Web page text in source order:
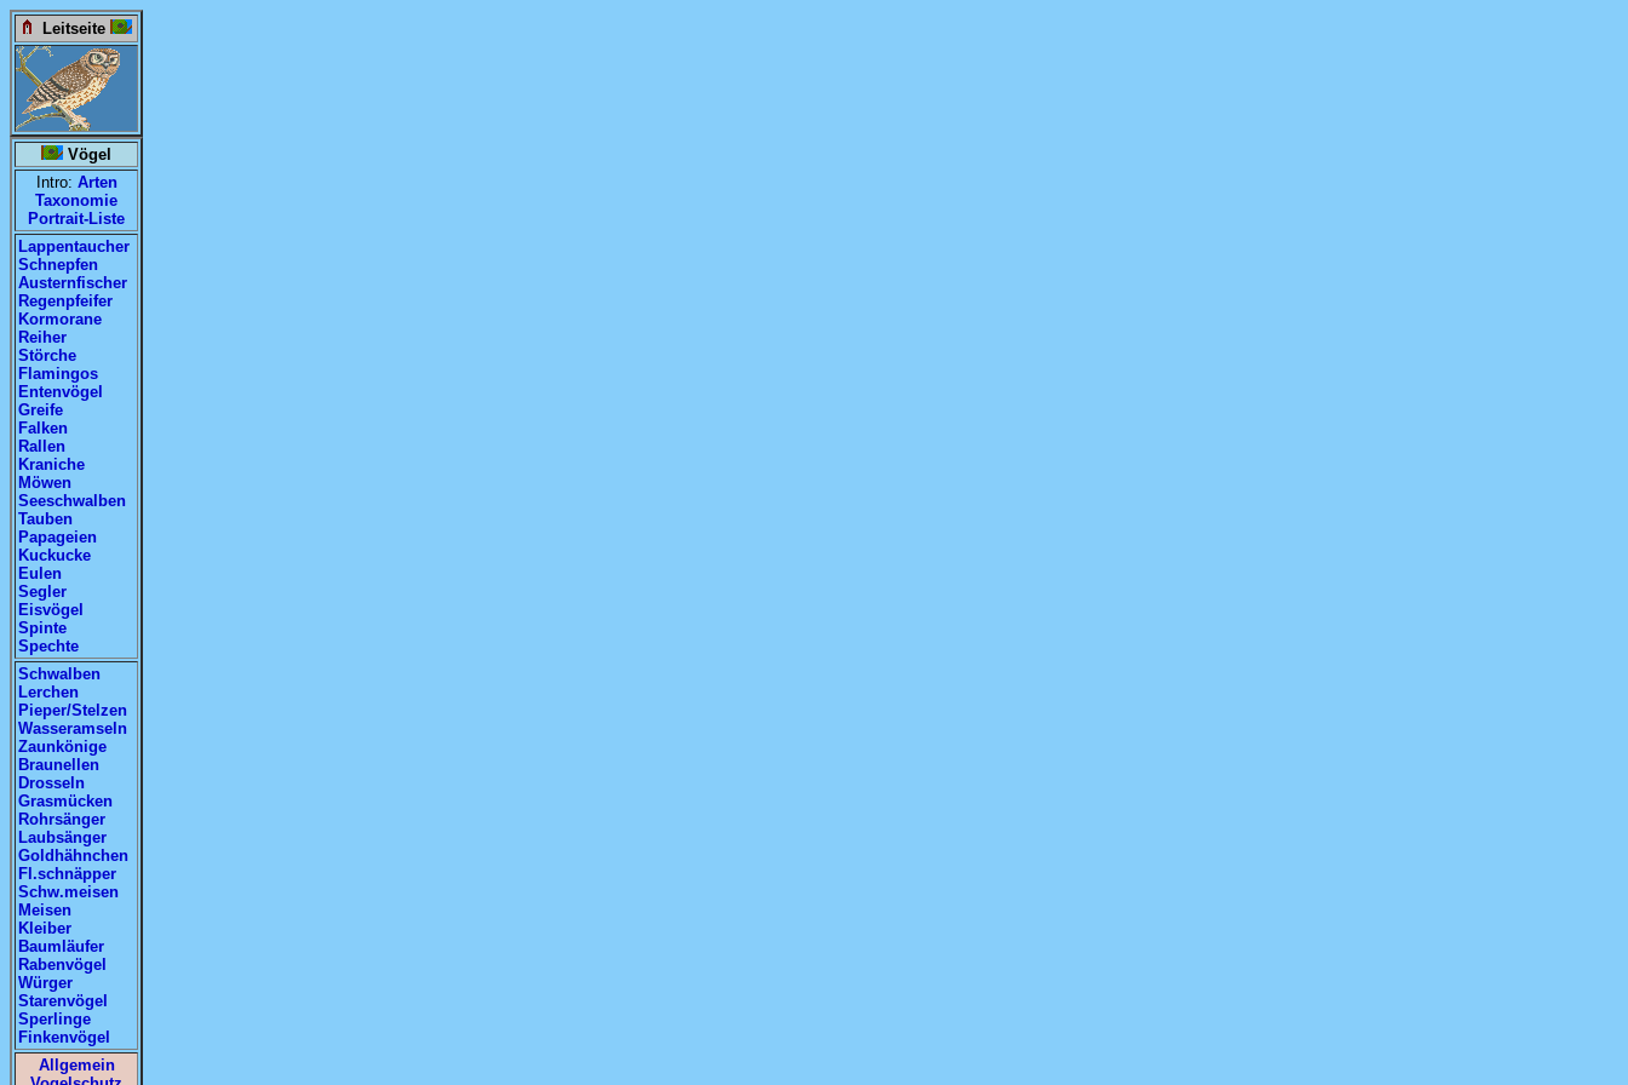
Leitseite
Vögel
Intro: Arten
Taxonomie
Portrait-Liste
Lappentaucher
Schnepfen
Austernfischer
Regenpfeifer
Kormorane
Reiher
Störche
Flamingos
Entenvögel
Greife
Falken
Rallen
Kraniche
Möwen
Seeschwalben
Tauben
Papageien
Kuckucke
Eulen
Segler
Eisvögel
Spinte
Spechte
Schwalben
Lerchen
Pieper/Stelzen
Wasseramseln
Zaunkönige
Braunellen
Drosseln
Grasmücken
Rohrsänger
Laubsänger
Goldhähnchen
Fl.schnäpper
Schw.meisen
Meisen
Kleiber
Baumläufer
Rabenvögel
Würger
Starenvögel
Sperlinge
Finkenvögel
Allgemein